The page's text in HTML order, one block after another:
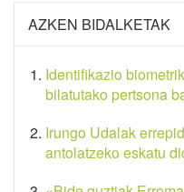
AZKEN BIDALKETAK
Identifikazio
bilatutako pertsona
Irungo Udalak
antolatzeko eskatu